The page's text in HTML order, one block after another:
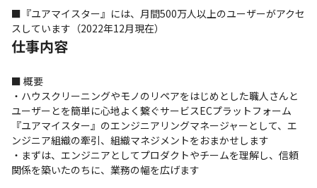
■『ユアマイスター』には、月間500万人以上のユーザーがアクセ
スしています（2022年12月現在）
仕事内容
■ 概要
・ハウスクリーニングやモノのリペアをはじめとした職人さんと
ユーザーとを簡単に心地よく繋ぐサービスECプラットフォーム
『ユアマイスター』のエンジニアリングマネージャーとして、エ
ンジニア組織の牽引、組織マネジメントをおまかせします
・まずは、エンジニアとしてプロダクトやチームを理解し、信頼
関係を築いたのちに、業務の幅を広げます